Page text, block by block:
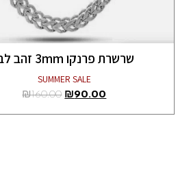
שרשרת פרנקו 3mm זהב לבן
SUMMER SALE
₪90.00
₪160.00